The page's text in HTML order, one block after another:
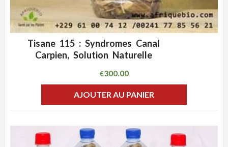
ADD WISHLIST
Tisane 115 : Syndromes Canal
Carpien, Solution Naturelle
€300.00
AJOUTER AU PANIER